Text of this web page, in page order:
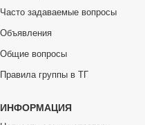
Часто задаваемые вопросы
Объявления
Общие вопросы
Правила группы в ТГ
ИНФОРМАЦИЯ